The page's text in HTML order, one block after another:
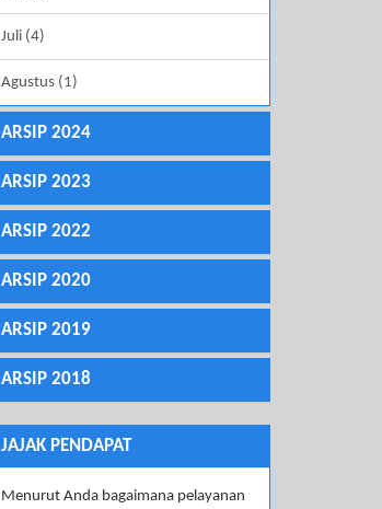
Juli (4)
Agustus (1)
ARSIP 2024
ARSIP 2023
ARSIP 2022
ARSIP 2020
ARSIP 2019
ARSIP 2018
JAJAK PENDAPAT
Menurut Anda bagaimana pelayanan